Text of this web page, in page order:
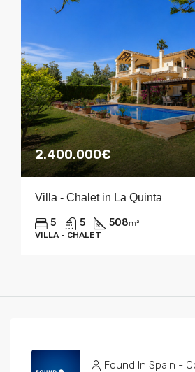
2.400.000€
Villa - Chalet in La Quinta
5 5 508m²
VILLA - CHALET
Found In Spain -